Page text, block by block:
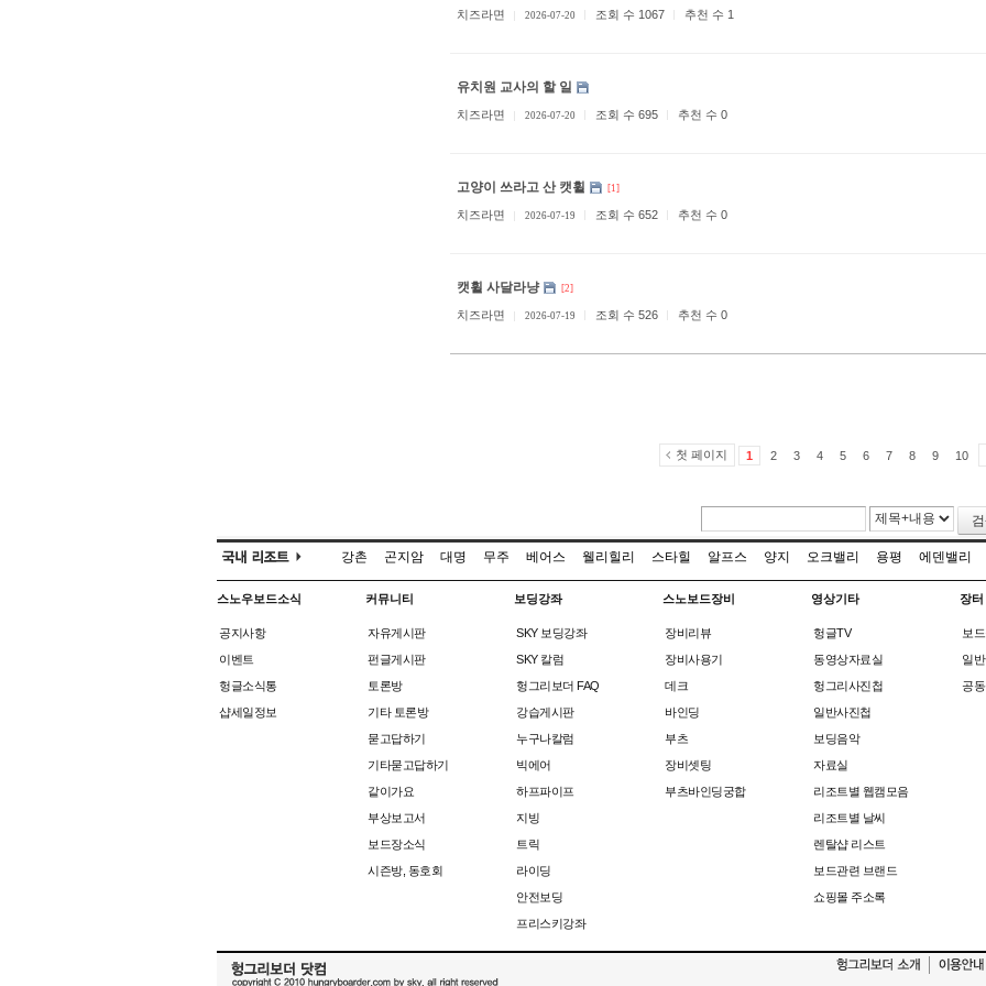
치즈라면 2026-07-20 조회 수 1067 추천 수 1
유치원 교사의 할 일
치즈라면 2026-07-20 조회 수 695 추천 수 0
고양이 쓰라고 산 캣휠 [1]
치즈라면 2026-07-19 조회 수 652 추천 수 0
캣휠 사달라냥 [2]
치즈라면 2026-07-19 조회 수 526 추천 수 0
첫 페이지 1 2 3 4 5 6 7 8 9 10
강촌 곤지암 대명 무주 베어스 웰리힐리 스타힐 알프스 양지 오크밸리 용평 에덴밸리
스노우보드소식
공지사항
이벤트
헝글소식통
샵세일정보
커뮤니티
자유게시판
펀글게시판
토론방
기타 토론방
묻고답하기
기타묻고답하기
같이가요
부상보고서
보드장소식
시즌방, 동호회
보딩강좌
SKY 보딩강좌
SKY 칼럼
헝그리보더 FAQ
강습게시판
누구나칼럼
빅에어
하프파이프
지빙
트릭
라이딩
안전보딩
프리스키강좌
스노보드장비
장비리뷰
장비사용기
데크
바인딩
부츠
장비셋팅
부츠바인딩궁합
영상기타
헝글TV
동영상자료실
헝그리사진첩
일반사진첩
보딩음악
자료실
리조트별 웹캠모음
리조트별 날씨
렌탈샵 리스트
보드관련 브랜드
쇼핑몰 주소록
장터
보
일
공